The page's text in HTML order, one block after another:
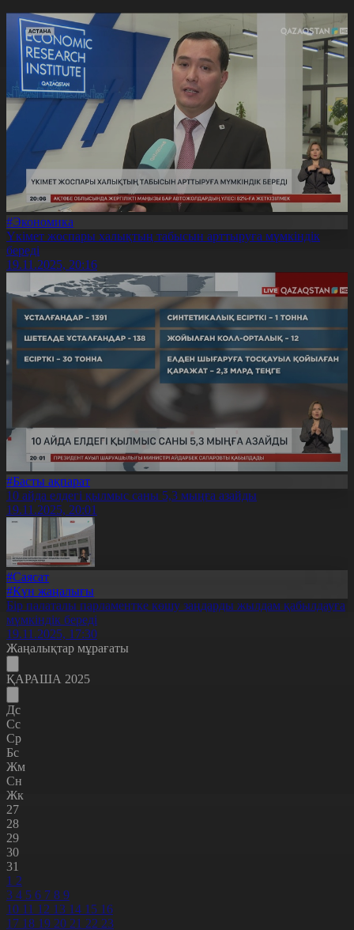
#Экономика
Үкімет жоспары халықтың табысын арттыруға мүмкіндік
береді
19.11.2025, 20:16
#Басты ақпарат
10 айда елдегі қылмыс саны 5,3 мыңға азайды
19.11.2025, 20:01
#Саясат
#Күн жаңалығы
Бір палаталы парламентке көшу заңдарды жылдам қабылдауға
мүмкіндік береді
19.11.2025, 17:30
Жаңалықтар мұрағаты
ҚАРАША 2025
Дс
Сс
Ср
Бс
Жм
Сн
Жк
27
28
29
30
31
1 2
3 4 5 6 7 8 9
10 11 12 13 14 15 16
17 18 19 20 21 22 23